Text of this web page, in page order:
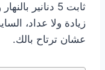
زيادة ولا عداد،
عشان ترتاح بالك.